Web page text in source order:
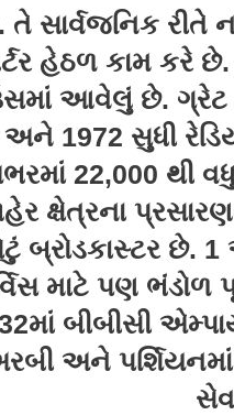
તે સાર્વજનિક રીતે
હેઠળ કામ કરે
આવેલું છે. ગ્રેટ
1972 સુધી
22,000 થી
ક્ષેત્રના
બ્રોડકાસ્ટર છે.
માટે પણ
બીબીસી
અને પર્શિયનમાં